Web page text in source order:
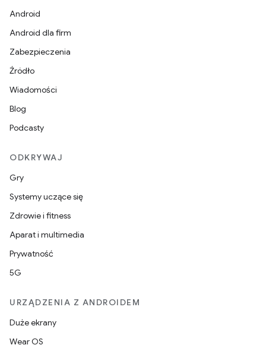
Android
Android dla firm
Zabezpieczenia
Źródło
Wiadomości
Blog
Podcasty
ODKRYWAJ
Gry
Systemy uczące się
Zdrowie i fitness
Aparat i multimedia
Prywatność
5G
URZĄDZENIA Z ANDROIDEM
Duże ekrany
Wear OS